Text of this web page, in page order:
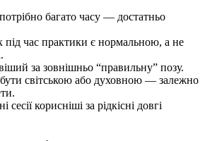
багато часу — достатньо
під час практики є нормальною, а не
за зовнішньо “правильну” позу.
світською або духовною — залежно
сесії корисніші за рідкісні довгі